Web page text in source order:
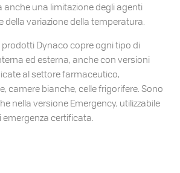
anche una limitazione degli agenti
della variazione della temperatura.
Dynaco copre ogni tipo di
ed esterna, anche con versioni
al settore farmaceutico,
camere bianche, celle frigorifere. Sono
nella versione Emergency, utilizzabile
certificata.